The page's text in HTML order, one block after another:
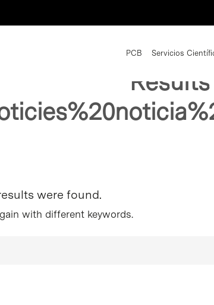
PCB Servicios
Results
were found.
with different keywords.